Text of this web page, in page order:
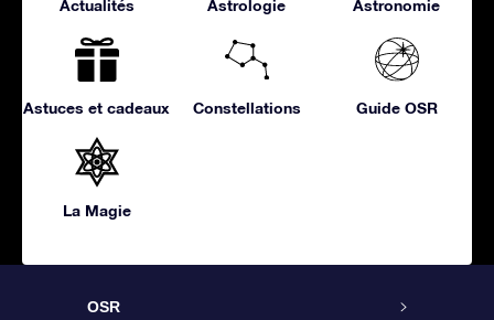
Actualités Astrologie Astronomie
Astuces et cadeaux Constellations Guide OSR
La Magie
OSR